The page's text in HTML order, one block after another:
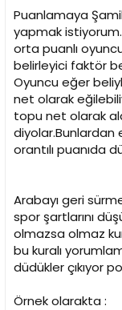
Puanlamaya
yapmak istiyorum.
orta puanlı
belirleyici faktör
Oyuncu eğer
net olarak
topu net olarak
diyolar.Bunlardan
orantılı puanıda
Arabayı geri
spor şartlarını
olmazsa olmaz
bu kuralı
düdükler çıkıyor
Örnek olarakta :